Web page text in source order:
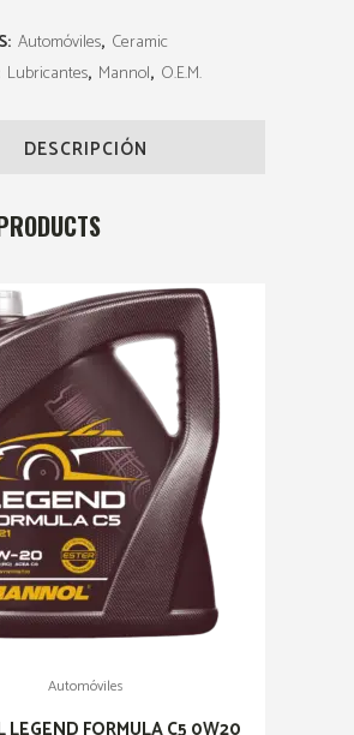
Automóviles, Ceramic
Lubricantes, Mannol, O.E.M.
DESCRIPCIÓN
Automóviles